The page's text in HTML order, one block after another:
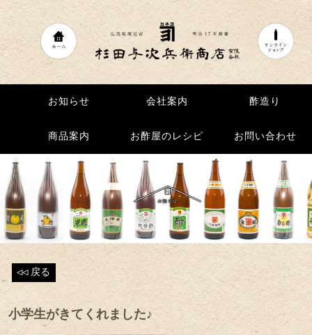
お知らせ 会社案内 酢造り
商品案内 お酢屋のレシピ お問い合わせ
お知らせ 会社案内 酢造り
商品案内 お酢屋のレシピ お問い合わせ
◁◁戻る
小学生がきてくれました♪